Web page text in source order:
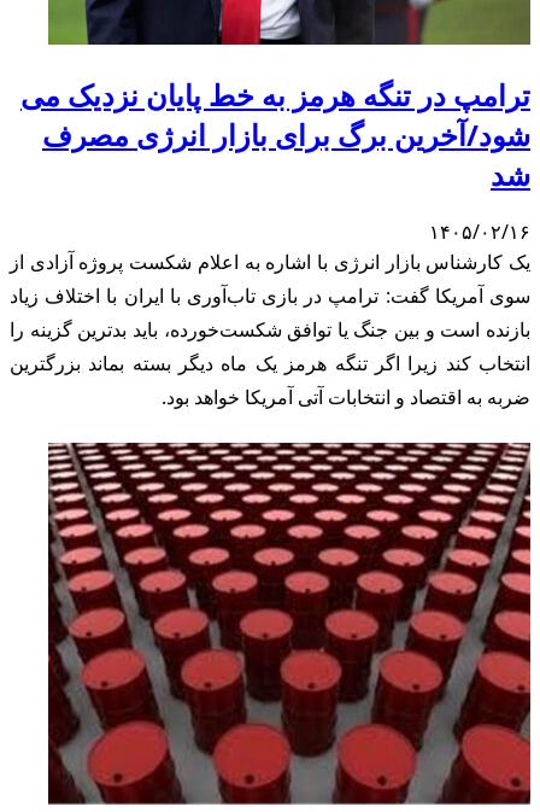
ترامپ در تنگه هرمز به خط پایان نزدیک می
شود/آخرین برگ برای بازار انرژی مصرف
شد
۱۴۰۵/۰۲/۱۶
یک کارشناس بازار انرژی با اشاره به اعلام شکست پروژه آزادی از
سوی آمریکا گفت: ترامپ در بازی تاب‌آوری با ایران با اختلاف زیاد
بازنده است و بین جنگ یا توافق شکست‌خورده، باید بدترین گزینه را
انتخاب کند زیرا اگر تنگه هرمز یک ماه دیگر بسته بماند بزرگترین
ضربه به اقتصاد و انتخابات آتی آمریکا خواهد بود.